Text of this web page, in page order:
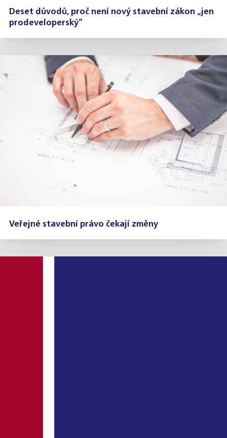
Deset důvodů, proč není nový stavební zákon „jen
prodeveloperský“
Veřejné stavební právo čekají změny